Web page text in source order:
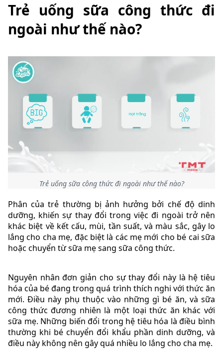
Trẻ uống sữa công thức đi
ngoài như thế nào?
Trẻ uống sữa công thức đi ngoài như thế nào?
Phân của trẻ thường bị ảnh hưởng bởi chế độ dinh
dưỡng, khiến sự thay đổi trong việc đi ngoài trở nên
khác biệt về kết cấu, mùi, tần suất, và màu sắc, gây lo
lắng cho cha mẹ, đặc biệt là các mẹ mới cho bé cai sữa
hoặc chuyển từ sữa mẹ sang sữa công thức.
Nguyên nhân đơn giản cho sự thay đổi này là hệ tiêu
hóa của bé đang trong quá trình thích nghi với thức ăn
mới. Điều này phụ thuộc vào những gì bé ăn, và sữa
công thức đương nhiên là một loại thức ăn khác với
sữa mẹ. Những biến đổi trong hệ tiêu hóa là điều bình
thường khi bé chuyển đổi khẩu phần dinh dưỡng, và
điều này không nên gây quá nhiều lo lắng cho cha mẹ.